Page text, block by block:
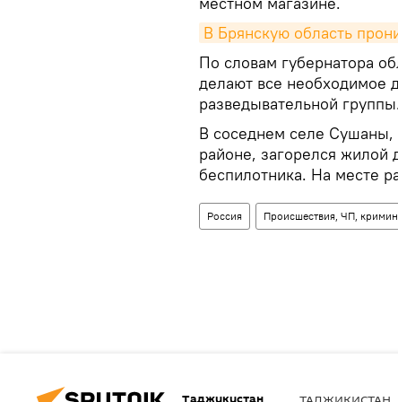
В Брянскую область
По словам губернатора
делают все необходимое
разведывательной
В соседнем селе Сушаны,
районе, загорелся жилой
беспилотника. На месте
Россия Происшествия, ЧП,